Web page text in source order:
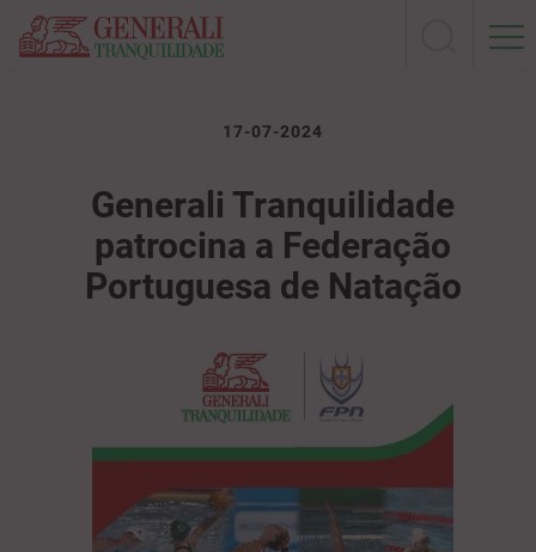
17-07-2024
Generali Tranquilidade
patrocina a Federação
Portuguesa de Natação